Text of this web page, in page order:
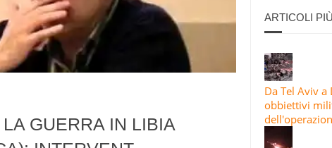
PIÙ ESTESA”: LE GUARDIE RIVOLUZIONARIE LANCIANO L’82A
OBBIETTIVI STATUNITENSI E ISRAELIANI
GUERRA IN LIBIA
ARTICOLI
Da Tel Aviv
obbiettivi